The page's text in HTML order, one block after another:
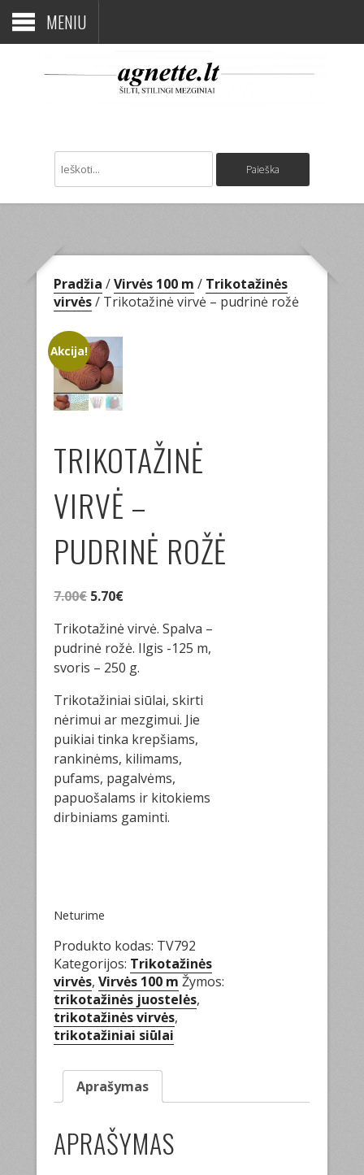
MENIU
Pradžia /Virvės 100 m / Trikotažinės
virvės/ Trikotažinė virvė – pudrinė rožė
Akcija!
TRIKOTAŽINĖ
VIRVĖ –
PUDRINĖ ROŽĖ
7.00€ Original
was:
7.00€.
5.70€Current
is:
5.70€.
Trikotažinė virvė. Spalva –
pudrinė rožė. Ilgis -125 m,
svoris – 250 g.
Trikotažiniai siūlai, skirti
nėrimui ar mezgimui. Jie
puikiai tinka krepšiams,
rankinėms, kilimams,
pufams, pagalvėms,
papuošalams ir kitokiems
dirbiniams gaminti.
Neturime
Produkto kodas: TV792
Kategorijos: Trikotažinės
virvės,Virvės 100 m Žymos:
trikotažinės juostelės,
trikotažinės virvės,
trikotažiniai siūlai
Aprašymas
APRAŠYMAS